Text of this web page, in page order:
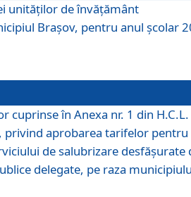
unităţilor de învăţământ
Braşov, pentru anul şcolar
cuprinse în Anexa nr. 1 din H.C.L.
aprobarea tarifelor pentru
de salubrizare desfăşurate
delegate, pe raza